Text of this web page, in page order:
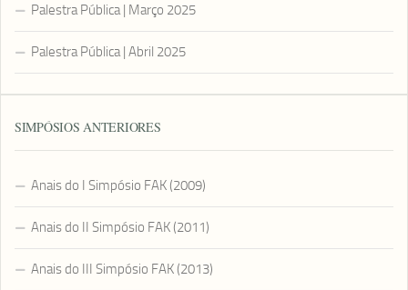
Palestra Pública | Março 2025
Palestra Pública | Abril 2025
SIMPÓSIOS ANTERIORES
Anais do I Simpósio FAK (2009)
Anais do II Simpósio FAK (2011)
Anais do III Simpósio FAK (2013)